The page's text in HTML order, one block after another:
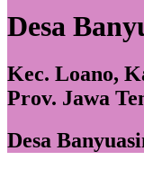
Desa
Kec. Loano,
Prov. Jawa
Desa